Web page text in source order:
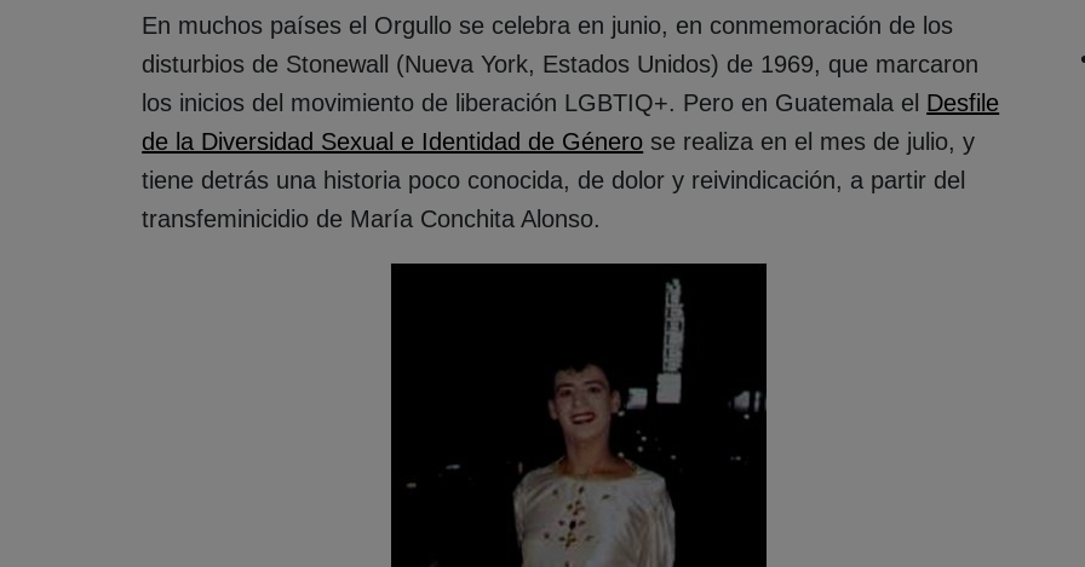
En muchos países el Orgullo se celebra en junio, en conmemoración de los
disturbios de Stonewall (Nueva York, Estados Unidos) de 1969, que marcaron
los inicios del movimiento de liberación LGBTIQ+. Pero en Guatemala el Desfile
de la Diversidad Sexual e Identidad de Género se realiza en el mes de julio, y
tiene detrás una historia poco conocida, de dolor y reivindicación, a partir del
transfeminicidio de María Conchita Alonso.